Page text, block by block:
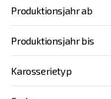
Produktionsjahr ab
Produktionsjahr bis
Karosserietyp